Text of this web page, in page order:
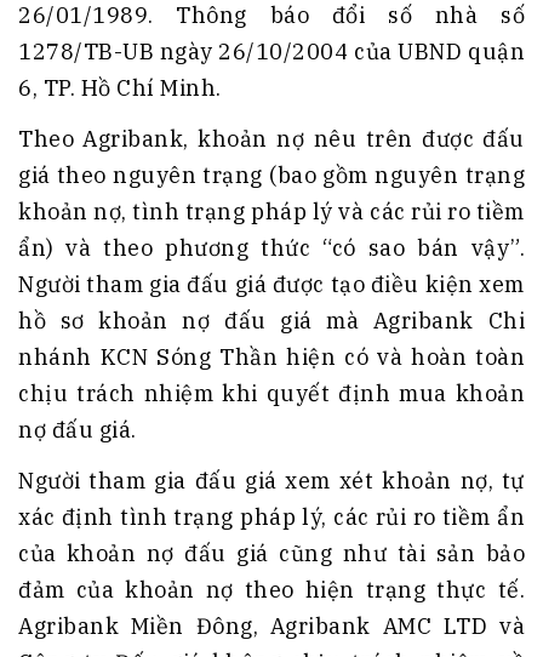
26/01/1989. Thông báo đổi số nhà số
1278/TB-UB ngày 26/10/2004 của UBND quận
6, TP. Hồ Chí Minh.
Theo Agribank, khoản nợ nêu trên được đấu
giá theo nguyên trạng (bao gồm nguyên trạng
khoản nợ, tình trạng pháp lý và các rủi ro tiềm
ẩn) và theo phương thức “có sao bán vậy”.
Người tham gia đấu giá được tạo điều kiện xem
hồ sơ khoản nợ đấu giá mà Agribank Chi
nhánh KCN Sóng Thần hiện có và hoàn toàn
chịu trách nhiệm khi quyết định mua khoản
nợ đấu giá.
Người tham gia đấu giá xem xét khoản nợ, tự
xác định tình trạng pháp lý, các rủi ro tiềm ẩn
của khoản nợ đấu giá cũng như tài sản bảo
đảm của khoản nợ theo hiện trạng thực tế.
Agribank Miền Đông, Agribank AMC LTD và